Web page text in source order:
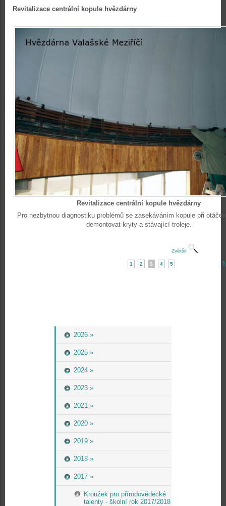
2026 »
2025 »
2024 »
2023 »
2021 »
2020 »
2019 »
2018 »
2017 »
Kroužek pro přírodovědecké
talenty - školní rok 2017/2018
Revitalizace centrální kopule hvězdárny
Revitalizace centrální kopule hvězdárny
Pro nezbytnou diagnostiku problémů se zasekáváním kopule při
demontovat kryty a stávající troleje.
Zvětšit
1 2 3 4 5